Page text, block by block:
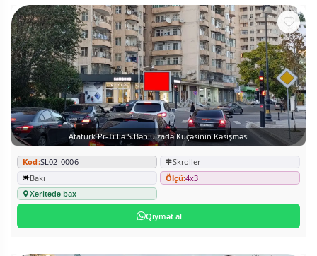
Atatürk Pr-Ti Ilə S.Bəhlulzadə Küçəsinin Kəsişməsi
Kod:SL02-0006
Skroller
Bakı
Ölçü:4x3
Xəritədə bax
Qiymət al